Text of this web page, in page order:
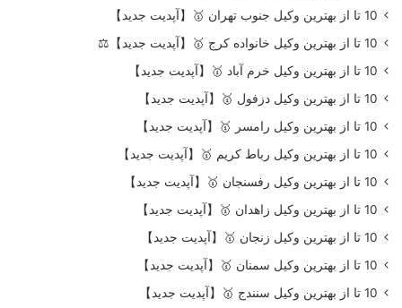
10 تا از بهترین وکیل جنوب تهران 🥇【آپدیت جدید】
10 تا از بهترین وکیل خانواده کرج 🥇【آپدیت جدید】⚖️
10 تا از بهترین وکیل خرم آباد 🥇【آپدیت جدید】
10 تا از بهترین وکیل دزفول 🥇【آپدیت جدید】
10 تا از بهترین وکیل رامسر 🥇【آپدیت جدید】
10 تا از بهترین وکیل رباط کریم 🥇【آپدیت جدید】
10 تا از بهترین وکیل رفسنجان 🥇【آپدیت جدید】
10 تا از بهترین وکیل زاهدان 🥇【آپدیت جدید】
10 تا از بهترین وکیل زنجان 🥇【آپدیت جدید】
10 تا از بهترین وکیل سمنان 🥇【آپدیت جدید】
10 تا از بهترین وکیل سنندج 🥇【آپدیت جدید】